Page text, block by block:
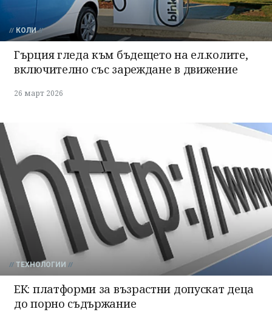
КОЛИ
Гърция гледа към бъдещето на ел.колите,
включително със зареждане в движение
26 март 2026
ТЕХНОЛОГИИ
ЕК: платформи за възрастни допускат деца
до порно съдържание